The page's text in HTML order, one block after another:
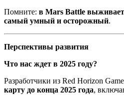
Помните: в Mars Battle
самый умный и осторожный.
Перспективы развития
Что нас ждет в 2025 году?
Разработчики из Red Horizon
карту до конца 2025 года,